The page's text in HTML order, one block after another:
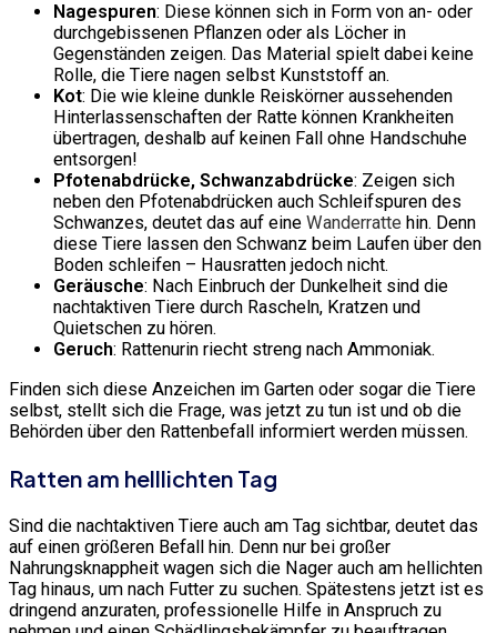
Nagespuren: Diese können sich in Form von an- oder
durchgebissenen Pflanzen oder als Löcher in
Gegenständen zeigen. Das Material spielt dabei keine
Rolle, die Tiere nagen selbst Kunststoff an.
Kot: Die wie kleine dunkle Reiskörner aussehenden
Hinterlassenschaften der Ratte können Krankheiten
übertragen, deshalb auf keinen Fall ohne Handschuhe
entsorgen!
Pfotenabdrücke, Schwanzabdrücke: Zeigen sich
neben den Pfotenabdrücken auch Schleifspuren des
Schwanzes, deutet das auf eine Wanderratte hin. Denn
diese Tiere lassen den Schwanz beim Laufen über den
Boden schleifen – Hausratten jedoch nicht.
Geräusche: Nach Einbruch der Dunkelheit sind die
nachtaktiven Tiere durch Rascheln, Kratzen und
Quietschen zu hören.
Geruch: Rattenurin riecht streng nach Ammoniak.
Finden sich diese Anzeichen im Garten oder sogar die Tiere
selbst, stellt sich die Frage, was jetzt zu tun ist und ob die
Behörden über den Rattenbefall informiert werden müssen.
Ratten am helllichten Tag
Sind die nachtaktiven Tiere auch am Tag sichtbar, deutet das
auf einen größeren Befall hin. Denn nur bei großer
Nahrungsknappheit wagen sich die Nager auch am hellichten
Tag hinaus, um nach Futter zu suchen. Spätestens jetzt ist es
dringend anzuraten, professionelle Hilfe in Anspruch zu